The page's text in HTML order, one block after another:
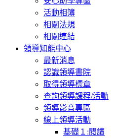
活動相簿
相關法規
相關連結
領導知能中心
最新消息
認識領導書院
取得領導標章
查詢領導課程/活動
領導影音專區
線上領導活動
基礎１:閱讀